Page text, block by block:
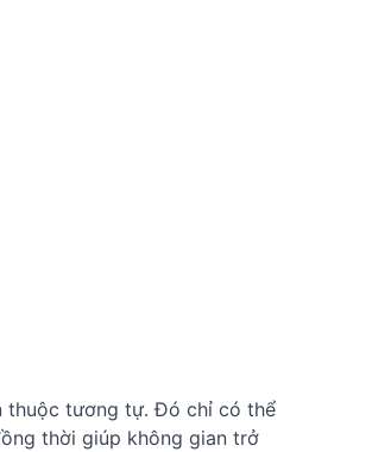
thuộc tương tự. Đó chỉ có thể
thời giúp không gian trở